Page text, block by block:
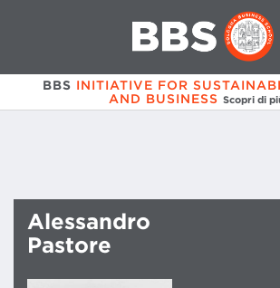
BBS INITIATIVE FOR
AND BUSINESS Scopri di
Alessandro
Pastore